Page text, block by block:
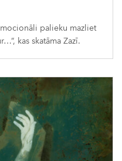
palieku mazliet
kas skatāma Zazī.